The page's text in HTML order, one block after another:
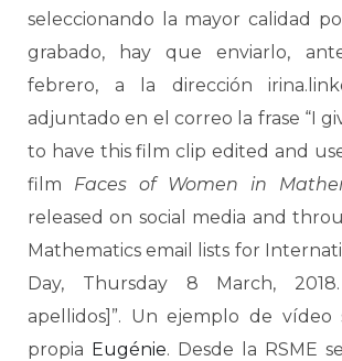
seleccionando la mayor calidad
grabado, hay que enviarlo,
febrero, a la dirección
adjuntado en el correo la frase “I
to have this film clip edited and
film Faces of Women in
released on social media and
Mathematics email lists for
Day, Thursday 8 March,
apellidos]”. Un ejemplo de
propia Eugénie. Desde la RSME